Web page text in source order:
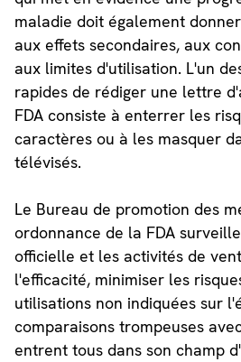
maladie doit également
aux effets secondaires, aux
aux limites d'utilisation. L'un
rapides de rédiger une lettre
FDA consiste à enterrer les
caractères ou à les masquer
télévisés.
Le Bureau de promotion des
ordonnance de la FDA
officielle et les activités de
l'efficacité, minimiser les
utilisations non indiquées sur
comparaisons trompeuses
entrent tous dans son champ